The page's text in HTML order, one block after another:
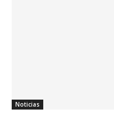
Noticias